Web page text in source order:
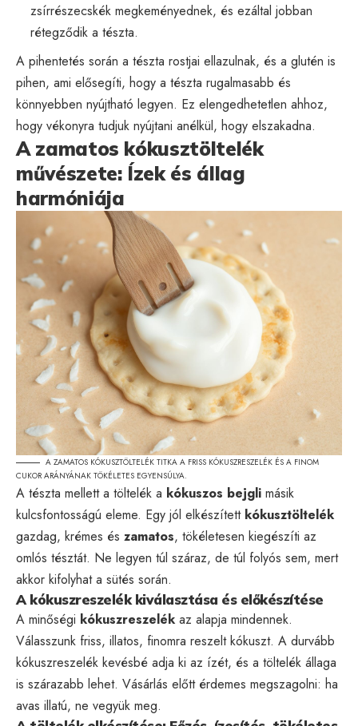
zsírrészecskék megkeményednek, és ezáltal jobban
rétegződik a tészta.
A pihentetés során a tészta rostjai ellazulnak, és a glutén is
pihen, ami elősegíti, hogy a tészta rugalmasabb és
könnyebben nyújtható legyen. Ez elengedhetetlen ahhoz,
hogy vékonyra tudjuk nyújtani anélkül, hogy elszakadna.
A zamatos kókusztöltelék
művészete: Ízek és állag
harmóniája
A ZAMATOS KÓKUSZTÖLTELÉK TITKA A FRISS KÓKUSZRESZELÉK ÉS A FINOM
CUKOR ARÁNYÁNAK TÖKÉLETES EGYENSÚLYA.
A tészta mellett a töltelék a kókuszos bejgli másik
kulcsfontosságú eleme. Egy jól elkészített kókusztöltelék
gazdag, krémes és zamatos, tökéletesen kiegészíti az
omlós tésztát. Ne legyen túl száraz, de túl folyós sem, mert
akkor kifolyhat a sütés során.
A kókuszreszelék kiválasztása és előkészítése
A minőségi kókuszreszelék az alapja mindennek.
Válasszunk friss, illatos, finomra reszelt kókuszt. A durvább
kókuszreszelék kevésbé adja ki az ízét, és a töltelék állaga
is szárazabb lehet. Vásárlás előtt érdemes megszagolni: ha
avas illatú, ne vegyük meg.